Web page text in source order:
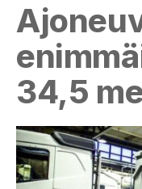
34,5